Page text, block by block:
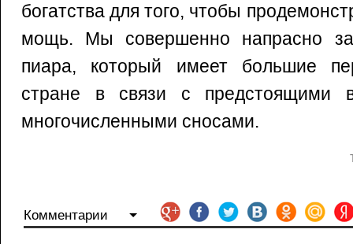
богатства для того, чтобы
мощь. Мы совершенно напрасно
пиара, который имеет большие
стране в связи с предстоящими
многочисленными сносами.
Комментарии